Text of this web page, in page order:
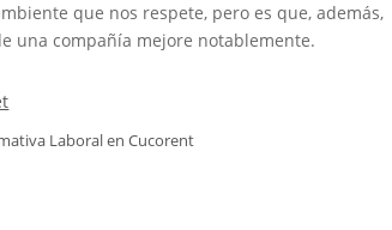
que nos respete, pero es que, además,
una compañía mejore notablemente.
Laboral enCucorent